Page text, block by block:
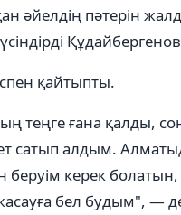
әйелдің пәтерін
қайтыпты.
теңге ғана қалды,
сатып алдым.
беруім керек болатын,
бел будым", —